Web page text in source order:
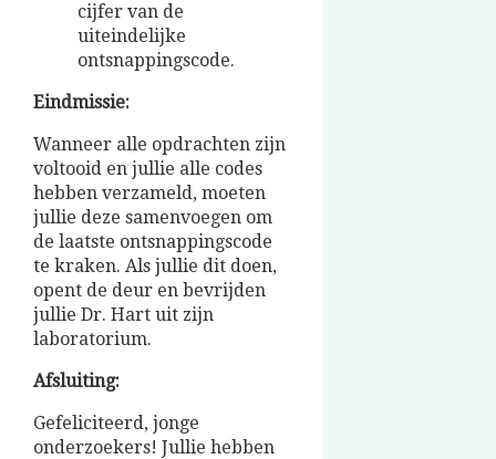
cijfer van de
uiteindelijke
ontsnappingscode.
Eindmissie:
Wanneer alle opdrachten zijn
voltooid en jullie alle codes
hebben verzameld, moeten
jullie deze samenvoegen om
de laatste ontsnappingscode
te kraken. Als jullie dit doen,
opent de deur en bevrijden
jullie Dr. Hart uit zijn
laboratorium.
Afsluiting:
Gefeliciteerd, jonge
onderzoekers! Jullie hebben